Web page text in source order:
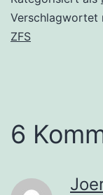
Verschlagwortet
ZFS
6